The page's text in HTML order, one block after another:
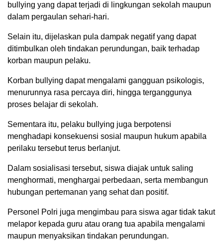
bullying yang dapat terjadi di lingkungan sekolah maupun
dalam pergaulan sehari-hari.
Selain itu, dijelaskan pula dampak negatif yang dapat
ditimbulkan oleh tindakan perundungan, baik terhadap
korban maupun pelaku.
Korban bullying dapat mengalami gangguan psikologis,
menurunnya rasa percaya diri, hingga terganggunya
proses belajar di sekolah.
Sementara itu, pelaku bullying juga berpotensi
menghadapi konsekuensi sosial maupun hukum apabila
perilaku tersebut terus berlanjut.
Dalam sosialisasi tersebut, siswa diajak untuk saling
menghormati, menghargai perbedaan, serta membangun
hubungan pertemanan yang sehat dan positif.
Personel Polri juga mengimbau para siswa agar tidak takut
melapor kepada guru atau orang tua apabila mengalami
maupun menyaksikan tindakan perundungan.